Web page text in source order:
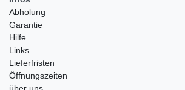
Abholung
Garantie
Hilfe
Links
Lieferfristen
Öffnungszeiten
über uns